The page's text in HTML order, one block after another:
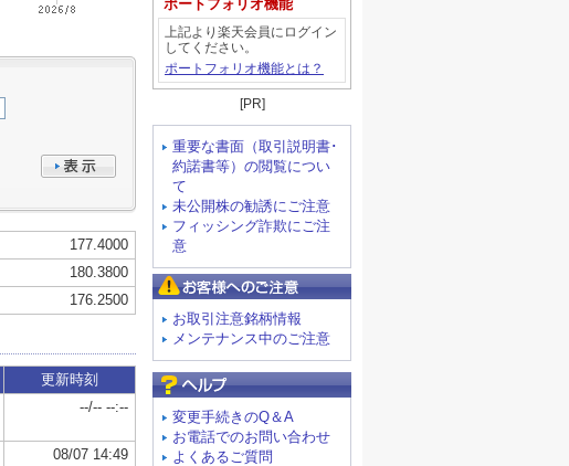
ポートフォリオ機能
上記より楽天会員にログイン
してください。
ポートフォリオ機能とは？
[PR]
重要な書面（取引説明書･
約諾書等）の閲覧につい
て
未公開株の勧誘にご注意
フィッシング詐欺にご注
意
お取引注意銘柄情報
メンテナンス中のご注意
変更手続きのQ＆A
お電話でのお問い合わせ
よくあるご質問